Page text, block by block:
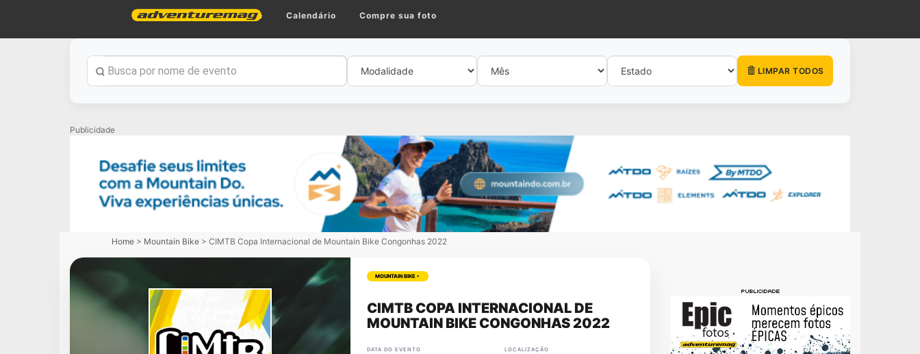
Home Calendário Compre sua foto
LIMPAR TODOS
Publicidade
Home > Mountain Bike > CIMTB Copa Internacional de Mountain Bike Congonhas 2022
MOUNTAIN BIKE •
CIMTB COPA INTERNACIONAL DE
MOUNTAIN BIKE CONGONHAS 2022
DATA DO EVENTO LOCALIZAÇÃO